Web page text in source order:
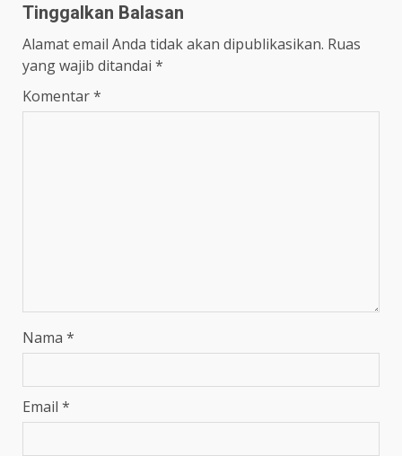
Tinggalkan Balasan
Alamat email Anda tidak akan dipublikasikan. Ruas
yang wajib ditandai *
Komentar*
Nama *
Email *